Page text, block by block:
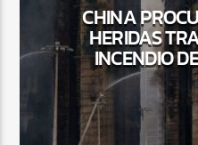
CHINA
HERIDAS
INCENDIO